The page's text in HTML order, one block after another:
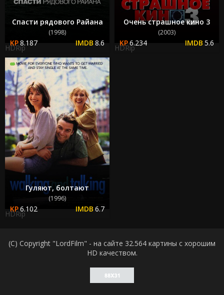
Спасти рядового Райана
(1998)
8.187 8.6
HDRip
Очень страшное кино 3
(2003)
6.234 5.6
HDRip
Гуляют, болтают
(1996)
6.102 6.7
HDRip
(C) Copyright "LordFilm" - на сайте 32.564 картины с хорошим
HD качеством.